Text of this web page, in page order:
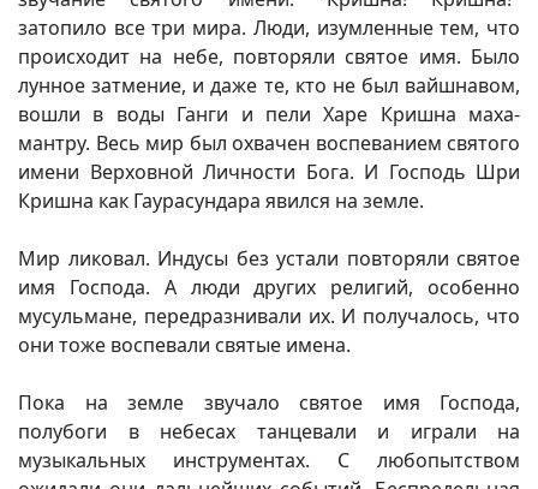
затопило все три мира. Люди, изумленные тем, что
происходит на небе, повторяли святое имя. Было
лунное затмение, и даже те, кто не был вайшнавом,
вошли в воды Ганги и пели Харе Кришна маха-
мантру. Весь мир был охвачен воспеванием святого
имени Верховной Личности Бога. И Господь Шри
Кришна как Гаурасундара явился на земле.
Мир ликовал. Индусы без устали повторяли святое
имя Господа. А люди других религий, особенно
мусульмане, передразнивали их. И получалось, что
они тоже воспевали святые имена.
Пока на земле звучало святое имя Господа,
полубоги в небесах танцевали и играли на
музыкальных инструментах. С любопытством